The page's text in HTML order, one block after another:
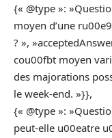
{« @type »:
moyen d’une
? »,
cou00fbt moyen
des majorations
le week-end. »}},
{« @type »:
peut-elle u00eatre